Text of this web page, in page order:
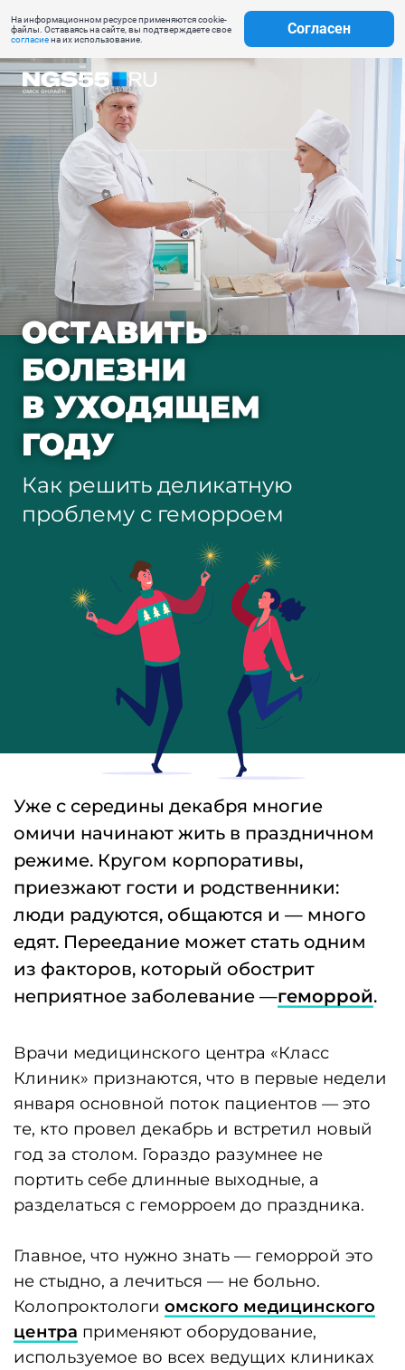
На информационном ресурсе применяются cookie-
файлы. Оставаясь на сайте, вы подтверждаете свое
согласиена их использование.
Согласен
Как решить деликатную
проблему с геморроем
Уже с середины декабря многие
омичи начинают жить в праздничном
режиме. Кругом корпоративы,
приезжают гости и родственники:
люди радуются, общаются и — много
едят. Переедание может стать одним
из факторов, который обострит
неприятное заболевание —
геморрой.
Врачи медицинского центра «Класс
Клиник» признаются, что в первые недели
те, кто провел декабрь и встретил новый
портить себе длинные выходные, а
разделаться с геморроем до праздника.
Главное, что нужно знать — геморрой это
не стыдно, а лечиться — не больно.
Колопроктологи
центра применяют оборудование,
используемое во всех ведущих клиниках
— Обследование проходит очень
деликатно. Пациент лежит на боку на
кушетке, одет в специальное
проктологическое белье. Ход
обследования контролируется на
видеомониторе. Процедура
продолжается недолго, несколько минут.
При этом пациент практически не
испытывает дискомфорта. Врачи при
имеем всю информацию и можем
начинать лечение, — объясняет Игорь
Клиник».